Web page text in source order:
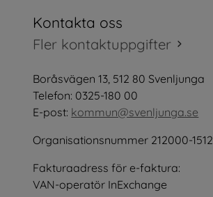
fönster.
i nytt fönster.
fönster.
Kontakta oss
Fler kontaktuppgifter
Boråsvägen 13, 512 80 Svenljunga
Telefon: 0325-180 00
E-post: kommun@svenljunga.se
Organisationsnummer 212000-1512
Fakturaadress för e-faktura:
VAN-operatör InExchange